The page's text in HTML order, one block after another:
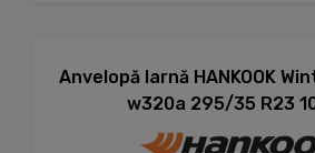
Anvelopă Iarnă HANKOOK
w320a 295/35 R23